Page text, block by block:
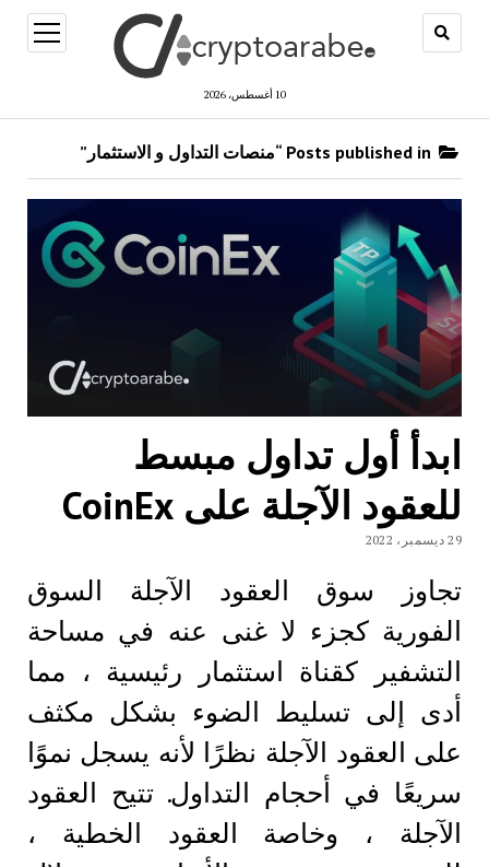
10 أغسطس، 2026
open
menu
ابدأ أول تداول مبسط
للعقود الآجلة على CoinEx
29 ديسمبر، 2022
تجاوز سوق العقود الآجلة السوق
الفورية كجزء لا غنى عنه في مساحة
التشفير كقناة استثمار رئيسية ، مما
أدى إلى تسليط الضوء بشكل مكثف
على العقود الآجلة نظرًا لأنه يسجل نموًا
سريعًا في أحجام التداول. تتيح العقود
الآجلة ، وخاصة العقود الخطية ،